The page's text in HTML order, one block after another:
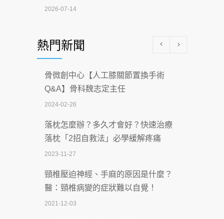
2026-07-14
科能量
2026-07-08
沒菸酒也瀕臨洗腎？65歲男靠「這習
慣」逆轉腎功能 醫揭3招救命
2026-07-08
體溫飆破41度！醫連收兩例中暑病例：
致死率達8成
2026-07-07
深耕萬華55年 西園醫院回顧發展歷程與
智慧 醫療布局
2026-07-06
熱門新聞
骨微創中心【人工膝關節置換手術
Q&A】骨科魏志定主任
2024-02-26
落枕怎麼辦？多久才會好？快速治療
落枕「2招自救法」必學緩解疼痛
2023-11-27
頸椎壓迫神經、手麻的原因是什麼？
醫：頸椎病變的症狀難以自覺！
2021-12-03